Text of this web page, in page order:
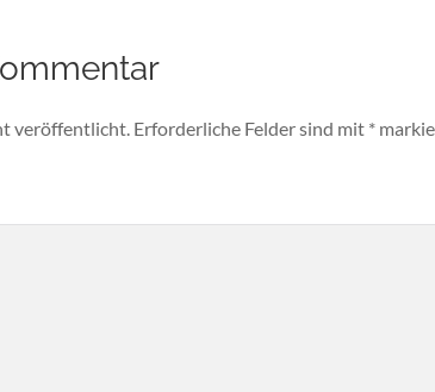
veröffentlicht. Erforderliche Felder sind mit *